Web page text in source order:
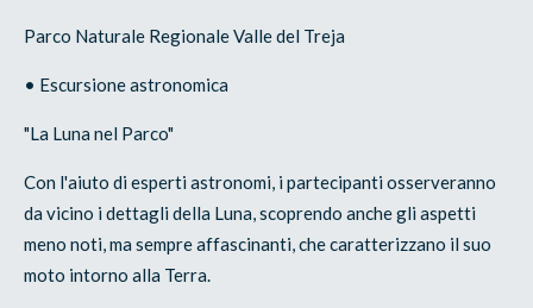
Parco Naturale Regionale Valle del Treja
• Escursione astronomica
"La Luna nel Parco"
Con l'aiuto di esperti astronomi, i partecipanti osserveranno
da vicino i dettagli della Luna, scoprendo anche gli aspetti
meno noti, ma sempre affascinanti, che caratterizzano il suo
moto intorno alla Terra.